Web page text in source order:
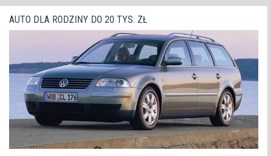
AUTO DLA RODZINY DO 20 TYS. ZŁ